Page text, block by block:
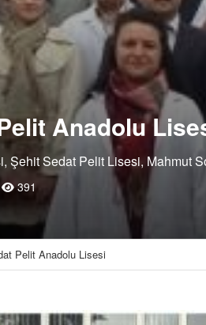
Anadolu
Şehit Sedat Pelit Lisesi, Mahmut
391
Pelit Anadolu Lisesi